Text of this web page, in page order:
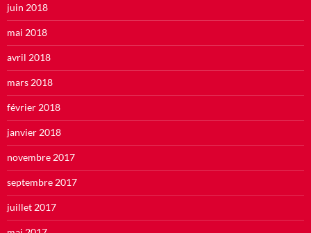
juin 2018
mai 2018
avril 2018
mars 2018
février 2018
janvier 2018
novembre 2017
septembre 2017
juillet 2017